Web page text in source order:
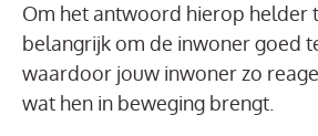
Om het antwoord hierop helder
belangrijk om de inwoner goed
waardoor jouw inwoner zo
wat hen in beweging brengt.